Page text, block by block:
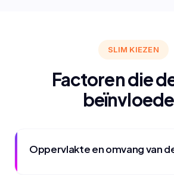
SLIM KIEZEN
Factoren die
Oppervlakte en omvang van